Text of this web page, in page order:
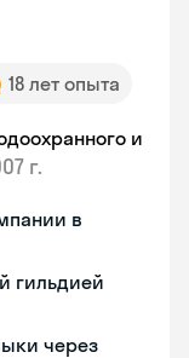
18 лет опыта
и
г.
в
гильдией
через